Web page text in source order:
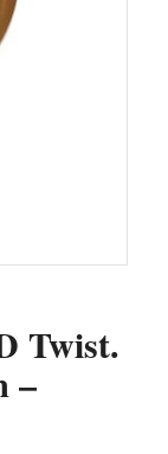
Twist.
–